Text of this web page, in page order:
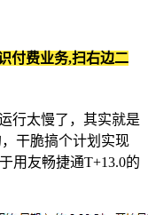
付费业务,扫右边二
行太慢了，其实就是
干脆搞个计划实现
用友畅捷通T+13.0的